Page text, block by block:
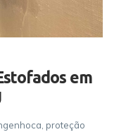
em
proteção